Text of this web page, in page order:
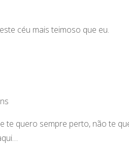
céu mais teimoso que eu.
te quero sempre perto, não te